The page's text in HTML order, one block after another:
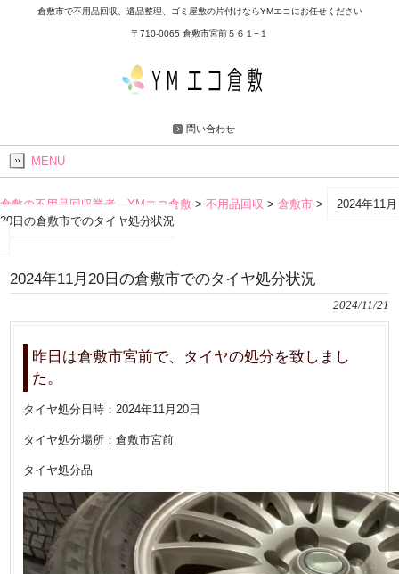
倉敷市で不用品回収、遺品整理、ゴミ屋敷の片付けならYMエコにお任せください
〒710-0065 倉敷市宮前５６１−１
問い合わせ
MENU
倉敷の不用品回収業者 YMエコ倉敷 > 不用品回収 > 倉敷市 >
2024年11月
20日の倉敷市でのタイヤ処分状況
2024年11月20日の倉敷市でのタイヤ処分状況
2024/11/21
昨日は倉敷市宮前で、タイヤの処分を致しまし
た。
タイヤ処分日時：2024年11月20日
タイヤ処分場所：倉敷市宮前
タイヤ処分品